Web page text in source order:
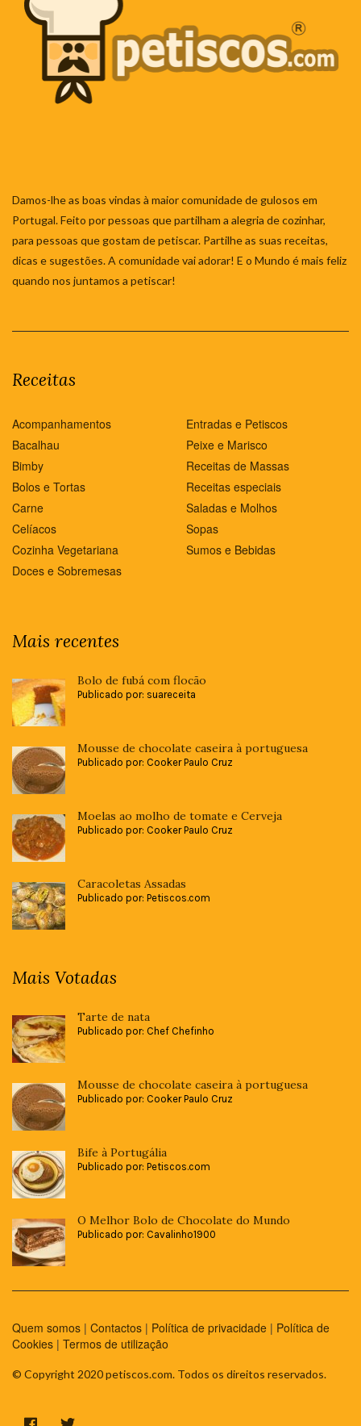
Damos-lhe as boas vindas à maior comunidade de gulosos em
Portugal. Feito por pessoas que partilham a alegria de cozinhar,
para pessoas que gostam de petiscar. Partilhe as suas receitas,
dicas e sugestões. A comunidade vai adorar! E o Mundo é mais feliz
quando nos juntamos a petiscar!
Receitas
Acompanhamentos
Bacalhau
Bimby
Bolos e Tortas
Carne
Celíacos
Cozinha Vegetariana
Doces e Sobremesas
Entradas e Petiscos
Peixe e Marisco
Receitas de Massas
Receitas especiais
Saladas e Molhos
Sopas
Sumos e Bebidas
Mais recentes
Bolo de fubá com flocão
Publicado por: suareceita
Mousse de chocolate caseira à portuguesa
Publicado por: Cooker Paulo Cruz
Moelas ao molho de tomate e Cerveja
Publicado por: Cooker Paulo Cruz
Caracoletas Assadas
Publicado por: Petiscos.com
Mais Votadas
Tarte de nata
Publicado por: Chef Chefinho
Mousse de chocolate caseira à portuguesa
Publicado por: Cooker Paulo Cruz
Bife à Portugália
Publicado por: Petiscos.com
O Melhor Bolo de Chocolate do Mundo
Publicado por: Cavalinho1900
Quem somos | Contactos | Política de privacidade | Política de
Cookies | Termos de utilização
© Copyright 2020 petiscos.com. Todos os direitos reservados.